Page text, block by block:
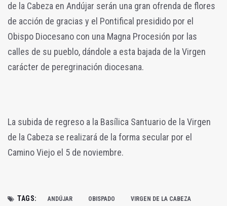
de la Cabeza en Andújar serán una gran ofrenda de flores
de acción de gracias y el Pontifical presidido por el
Obispo Diocesano con una Magna Procesión por las
calles de su pueblo, dándole a esta bajada de la Virgen
carácter de peregrinación diocesana.
La subida de regreso a la Basílica Santuario de la Virgen
de la Cabeza se realizará de la forma secular por el
Camino Viejo el 5 de noviembre.
TAGS: ANDÚJAR OBISPADO VIRGEN DE LA CABEZA